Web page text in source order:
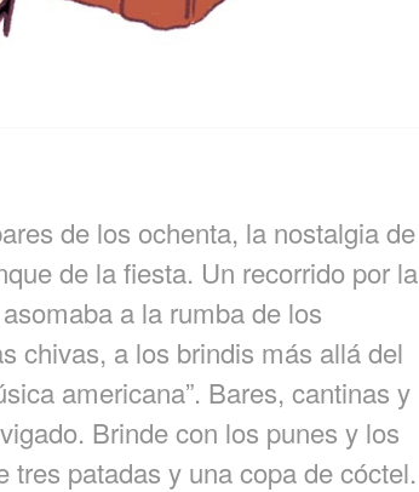
de los ochenta, la nostalgia de
de la fiesta. Un recorrido por la
a la rumba de los
chivas, a los brindis más allá del
americana”. Bares, cantinas y
Brinde con los punes y los
tres patadas y una copa de cóctel.